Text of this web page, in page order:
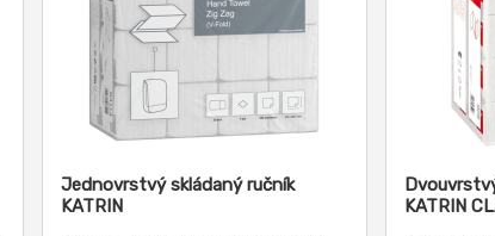
Jednovrstvý skládaný ručník
KATRIN
KATRIN